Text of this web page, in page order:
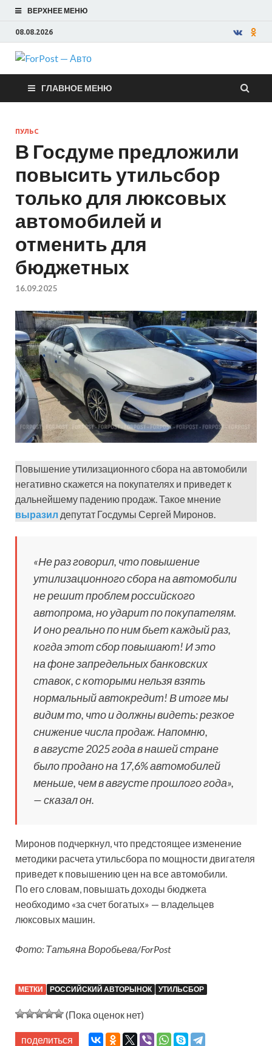
ВЕРХНЕЕ МЕНЮ
08.08.2026
ForPost —
Авто
ГЛАВНОЕ МЕНЮ
ПУЛЬС
В Госдуме предложили
повысить утильсбор
только для люксовых
автомобилей и
отменить для
бюджетных
16.09.2025
Повышение утилизационного сбора на автомобили
негативно скажется на покупателях и приведет к
дальнейшему падению продаж. Такое мнение
выразил депутат Госдумы Сергей Миронов.
«Не раз говорил, что повышение
утилизационного сбора на автомобили
не решит проблем российского
автопрома, но ударит по покупателям.
И оно реально по ним бьет каждый раз,
когда этот сбор повышают! И это
на фоне запредельных банковских
ставок, с которыми нельзя взять
нормальный автокредит! В итоге мы
видим то, что и должны видеть: резкое
снижение числа продаж. Напомню,
в августе 2025 года в нашей стране
было продано на 17,6% автомобилей
меньше, чем в августе прошлого года»,
— сказал он.
Миронов подчеркнул, что предстоящее изменение
методики расчета утильсбора по мощности двигателя
приведет к повышению цен на все автомобили.
По его словам, повышать доходы бюджета
необходимо «за счет богатых» — владельцев
люксовых машин.
Фото: Татьяна Воробьева/ForPost
МЕТКИ РОССИЙСКИЙ АВТОРЫНОК УТИЛЬСБОР
(Пока оценок нет)
поделиться